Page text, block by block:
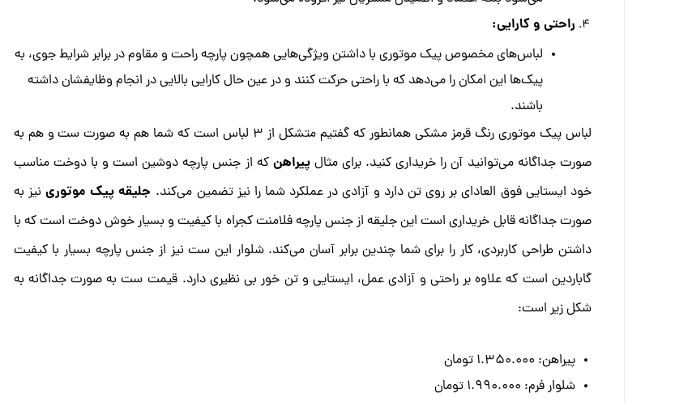
راحتی و کارایی:
لباس‌های مخصوص پیک موتوری با داشتن ویژگی‌هایی همچون پارچه راحت و مقاوم در برابر شرایط جوی، به
پیک‌ها این امکان را می‌دهد که با راحتی حرکت کنند و در عین حال کارایی بالایی در انجام وظایفشان داشته
باشند.
لباس پیک موتوری رنگ قرمز مشکی همانطور که گفتیم متشکل از 3 لباس است که شما هم به صورت ست و هم به
صورت جداگانه می‌توانید آن را خریداری کنید. برای مثالپیراهن که از جنس پارچه دوشین است و با دوخت مناسب
خود ایستایی فوق العاد‌ای بر روی تن دارد و آزادی در عملکرد شما را نیز تضمین می‌کند. جلیقه پیک موتوری نیز به
صورت جداگانه قابل خریداری است این جلیقه از جنس پارچه فلامنت کجراه با کیفیت و بسیار خوش دوخت است که با
داشتن طراحی کاربردی، کار را برای شما چندین برابر آسان می‌کند. شلوار این ست نیز از جنس پارچه بسیار با کیفیت
گاباردین است که علاوه بر راحتی و آزادی عمل، ایستایی و تن خور بی نظیری دارد. قیمت ست به صورت جداگانه به
شکل زیر است:
پیراهن: 1.350.000 تومان
شلوار فرم: 1.990.000 تومان